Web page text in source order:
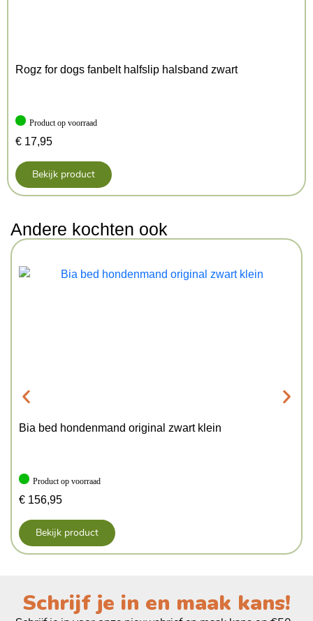
Rogz for dogs fanbelt halfslip halsband zwart
Product op voorraad
€ 17,95
Bekijk product
Andere kochten ook
Bia bed hondenmand original zwart klein
Product op voorraad
€ 156,95
Bekijk product
Schrijf je in en maak kans!